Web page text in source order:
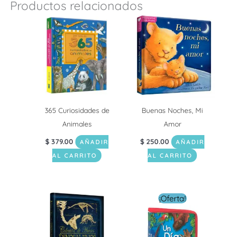
Productos relacionados
365 Curiosidades de
Animales
$ 379.00
AÑADIR
AL CARRITO
Buenas Noches, Mi
Amor
$ 250.00
AÑADIR
AL CARRITO
¡Oferta!
El
precio
original
era:
$ 249.00.